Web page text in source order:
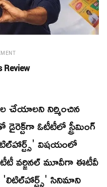
Review
చేయాలని నిర్మించిన
ఓటీటీలో స్ట్రీమింగ్‌
విషయంలో
వర్జినల్‌ మూవీగా ఈటీవీ
సినిమాని